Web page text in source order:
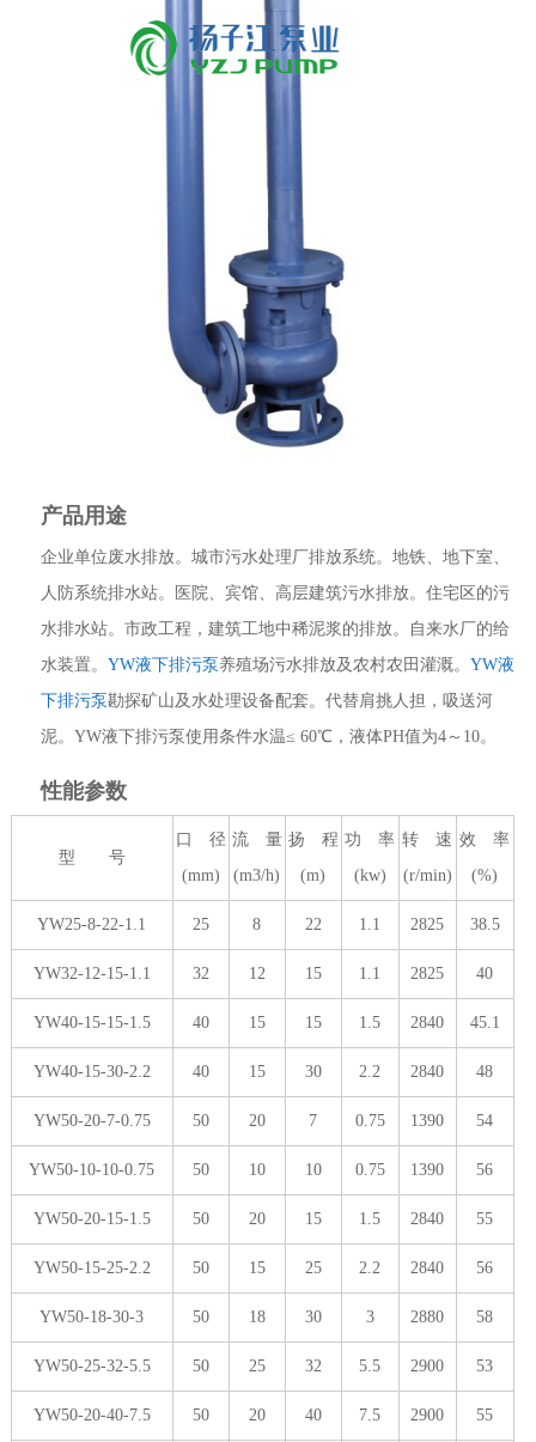
产品用途
企业单位废水排放。城市污水处理厂排放系统。地铁、地下室、
人防系统排水站。医院、宾馆、高层建筑污水排放。住宅区的污
水排水站。市政工程，建筑工地中稀泥浆的排放。自来水厂的给
水装置。 YW液下排污泵养殖场污水排放及农村农田灌溉。 YW液
下排污泵勘探矿山及水处理设备配套。代替肩挑人担，吸送河
泥。YW液下排污泵使用条件水温≤ 60℃，液体PH值为4～10。
性能参数
型 号
口 径
(mm)
流 量
(m3/h)
扬 程
(m)
功 率
(kw)
转 速
(r/min)
效 率
(%)
YW25-8-22-1.1 25 8 22 1.1 2825 38.5
YW32-12-15-1.1 32 12 15 1.1 2825 40
YW40-15-15-1.5 40 15 15 1.5 2840 45.1
YW40-15-30-2.2 40 15 30 2.2 2840 48
YW50-20-7-0.75 50 20 7 0.75 1390 54
YW50-10-10-0.75 50 10 10 0.75 1390 56
YW50-20-15-1.5 50 20 15 1.5 2840 55
YW50-15-25-2.2 50 15 25 2.2 2840 56
YW50-18-30-3 50 18 30 3 2880 58
YW50-25-32-5.5 50 25 32 5.5 2900 53
YW50-20-40-7.5 50 20 40 7.5 2900 55